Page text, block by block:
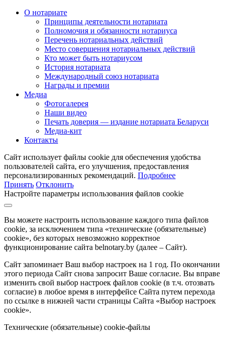
О нотариате
Принципы деятельности нотариата
Полномочия и обязанности нотариуса
Перечень нотариальных действий
Место совершения нотариальных действий
Кто может быть нотариусом
История нотариата
Международный союз нотариата
Награды и премии
Медиа
Фотогалерея
Наши видео
Печать доверия — издание нотариата Беларуси
Медиа-кит
Контакты
Сайт использует файлы cookie для обеспечения удобства
пользователей сайта, его улучшения, предоставления
персонализированных рекомендаций. Подробнее
Принять Отклонить
Настройте параметры использования файлов cookie
Вы можете настроить использование каждого типа файлов
cookie, за исключением типа «технические (обязательные)
cookie», без которых невозможно корректное
функционирование сайта belnotary.by (далее – Сайт).
Сайт запоминает Ваш выбор настроек на 1 год. По окончании
этого периода Сайт снова запросит Ваше согласие. Вы вправе
изменить свой выбор настроек файлов cookie (в т.ч. отозвать
согласие) в любое время в интерфейсе Сайта путем перехода
по ссылке в нижней части страницы Сайта «Выбор настроек
cookie».
Технические (обязательные) cookie-файлы